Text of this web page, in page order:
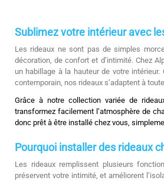
Sublimez votre intérieur avec
Les rideaux ne sont pas de simples
décoration, de confort et d’intimité. Chez
un habillage à la hauteur de votre
contemporain, nos rideaux s’adaptent à
Grâce à notre collection variée de
transformez facilement l’atmosphère de
donc prêt à être installé chez vous,
Pourquoi installer des rideaux
Les rideaux remplissent plusieurs
préservent votre intimité, et améliorent